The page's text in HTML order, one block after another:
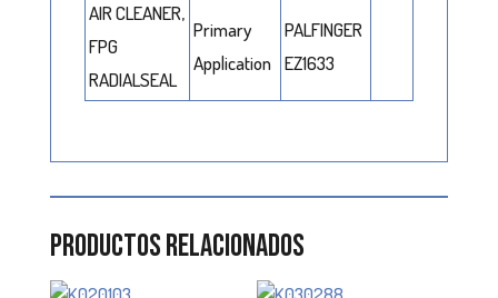
AIR CLEANER,
FPG
RADIALSEAL
Primary
Application
PALFINGER
EZ1633
Productos relacionados